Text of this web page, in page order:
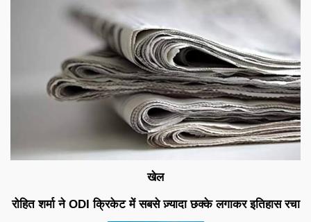
खेल
रोहित शर्मा ने ODI क्रिकेट में सबसे ज़्यादा छक्के लगाकर इतिहास रचा